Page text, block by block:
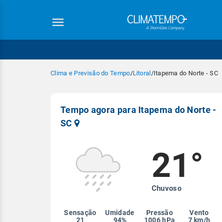
Clima e Previsão do Tempo/Litoral /Itapema do Norte - SC
Tempo agora para Itapema do Norte -
SC
21°
Chuvoso
Sensação
21
Umidade
94%
Pressão
1006 hPa
Vento
7 km/h
Equipe